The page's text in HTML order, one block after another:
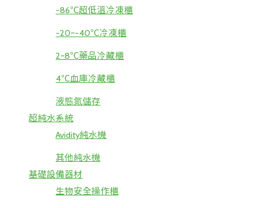
-86℃超低溫冷凍櫃
-20~-40℃冷凍櫃
2~8℃藥品冷藏櫃
4℃血庫冷藏櫃
液態氮儲存
超純水系統
Avidity純水機
其他純水機
基礎設備器材
生物安全操作櫃